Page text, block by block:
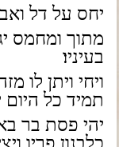
יחס על דל
מתוך ומחמס
בעיניו׃
ויחי ויתן לו
תמיד כל היום
יהי פסת בר